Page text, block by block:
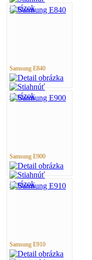
Samsung E840
Samsung E900
Samsung E910